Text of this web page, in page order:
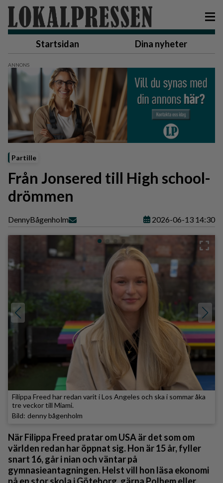
Startsidan Dina nyheter
Partille
Från Jonsered till High school-
drömmen
DennyBågenholm 2026-06-13 14:30
Filippa Freed har redan varit i Los Angeles och ska i sommar åka
tre veckor till Miami.
denny bågenholm
När Filippa Freed pratar om USA är det som om
världen redan har öppnat sig. Hon är 15 år, fyller
snart 16, går i nian och väntar på
gymnasieantagningen. Helst vill hon läsa ekonomi